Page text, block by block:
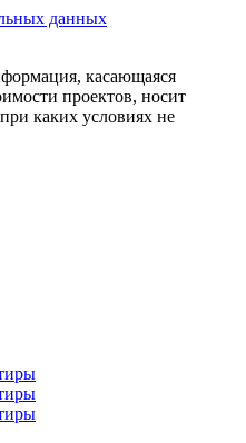
данных
касающаяся
проектов, носит
каких условиях не